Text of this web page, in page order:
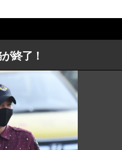
終了！